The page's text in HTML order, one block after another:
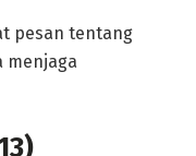
pesan tentang
menjaga